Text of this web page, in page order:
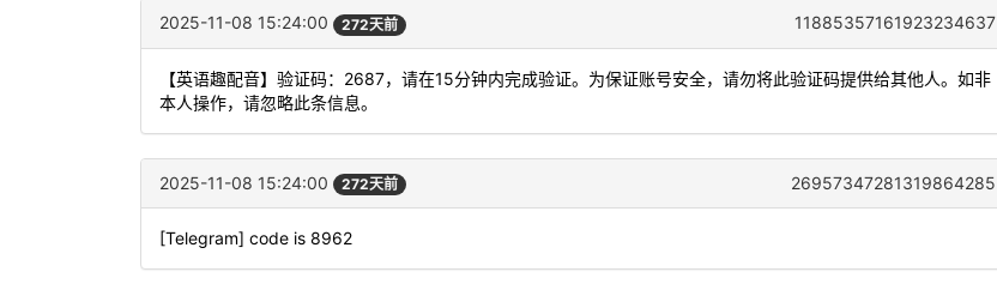
2025-11-08 15:24:00 272天前 11885357161923234637
【英语趣配音】验证码：2687，请在15分钟内完成验证。为保证账号安全，请勿将此验证码提供给其他人。如非
本人操作，请忽略此条信息。
2025-11-08 15:24:00 272天前 26957347281319864285
[Telegram] code is 8962